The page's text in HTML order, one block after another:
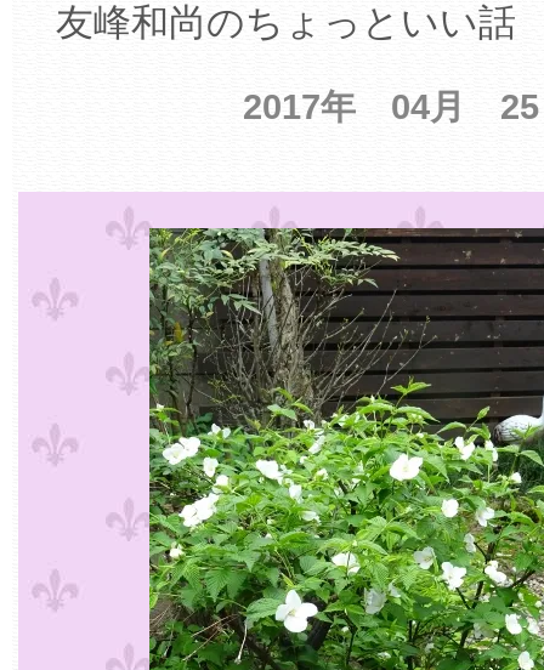
友峰和尚のちょっといい話
2017年 04月